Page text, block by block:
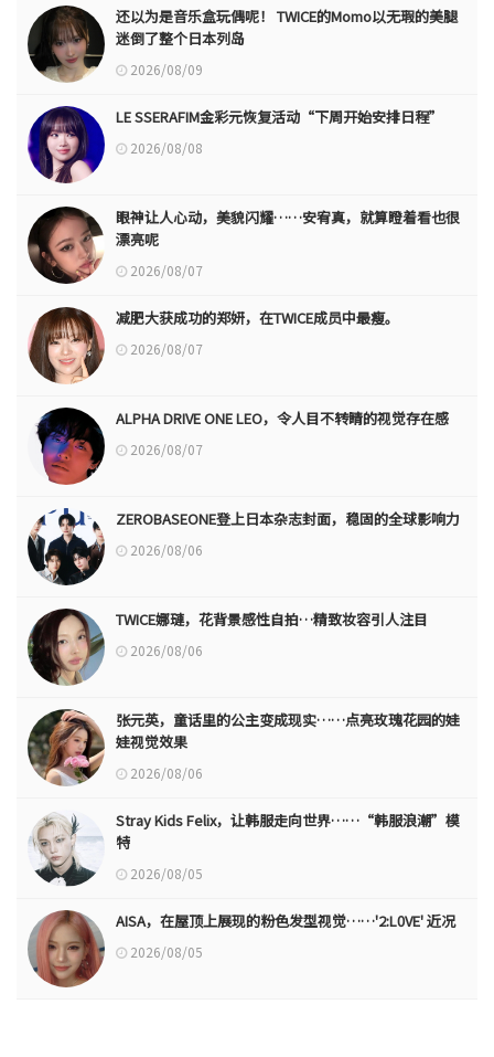
还以为是音乐盒玩偶呢！ TWICE的Momo以无瑕的美腿
迷倒了整个日本列岛
2026/08/09
LE SSERAFIM金彩元恢复活动“下周开始安排日程”
2026/08/08
眼神让人心动，美貌闪耀……安宥真，就算瞪着看也很
漂亮呢
2026/08/07
减肥大获成功的郑妍，在TWICE成员中最瘦。
2026/08/07
ALPHA DRIVE ONE LEO，令人目不转睛的视觉存在感
2026/08/07
ZEROBASEONE登上日本杂志封面，稳固的全球影响力
2026/08/06
TWICE娜璉，花背景感性自拍…精致妆容引人注目
2026/08/06
张元英，童话里的公主变成现实……点亮玫瑰花园的娃
娃视觉效果
2026/08/06
Stray Kids Felix，让韩服走向世界……“韩服浪潮”模
特
2026/08/05
AISA，在屋顶上展现的粉色发型视觉……'2:L0VE' 近况
2026/08/05